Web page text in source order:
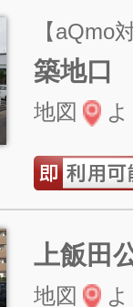
【aQmo
築地口
地図
上飯田
地図